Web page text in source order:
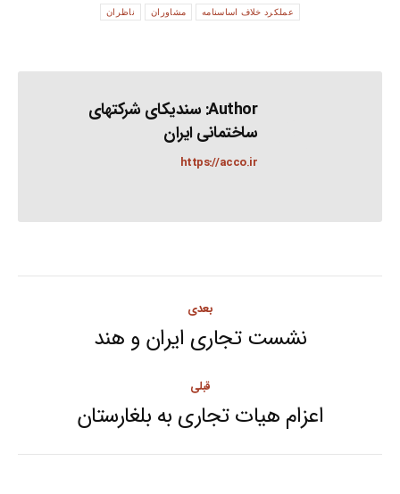
عملکرد خلاف اساسنامه مشاوران ناظران
Author: سندیکای شرکتهای
ساختمانی ایران
https://acco.ir
navigation
قبلی
Previous
اعزام هیات تجاری به بلغارستان
بعدی
Next
نشست تجاری ایران و هند